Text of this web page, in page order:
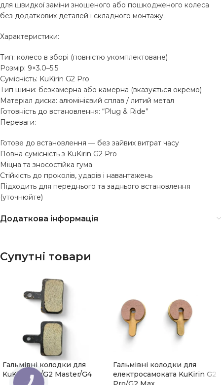
для швидкої заміни зношеного або пошкодженого колеса
без додаткових деталей і складного монтажу.
Характеристики:
Тип: колесо в зборі (повністю укомплектоване)
Розмір: 9×3.0–5.5
Сумісність: KuKirin G2 Pro
Тип шини: безкамерна або камерна (вказується окремо)
Матеріал диска: алюмінієвий сплав / литий метал
Готовність до встановлення: “Plug & Ride”
Переваги:
Готове до встановлення — без зайвих витрат часу
Повна сумісність з KuKirin G2 Pro
Міцна та зносостійка гума
Стійкість до проколів, ударів і навантажень
Підходить для переднього та заднього встановлення
(уточнюйте)
Додаткова інформація
Супутні товари
Гальмівні колодки для
KuKirin G2/G2 Master/G4
Гальмівні колодки для
електросамоката KuKirin G2
КНОПКА